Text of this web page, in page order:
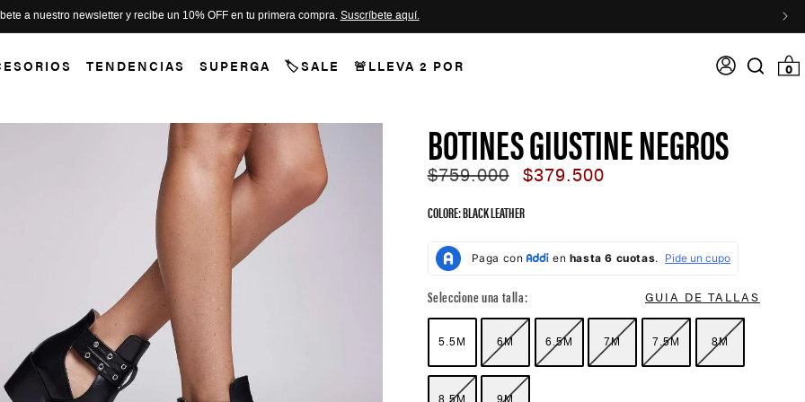
a nuestro newsletter y recibe un 10% OFF en tu primera compra.Suscríbete aquí.
TENDENCIAS SUPERGA 🏷️SALE 🚨LLEVA 2 POR Acceso
Search0
0 items
BOTINES GIUSTINE NEGROS
Regular
$759.000
Sale
$379.500
COLORE: BLACK LEATHER
Color Options
Seleccione una talla: GUIA DE TALLAS
5.5M 6M 6.5M 7M 7.5M 8M
8.5M 9M